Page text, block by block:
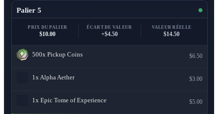
Palier 5
PRIX DU PALIER
$10.00
ÉCART DE VALEUR
+$4.50
VALEUR RÉELLE
$14.50
500x Pickup Coins $6.50
1x Alpha Aether $3.00
1x Epic Tome of Experience $5.00